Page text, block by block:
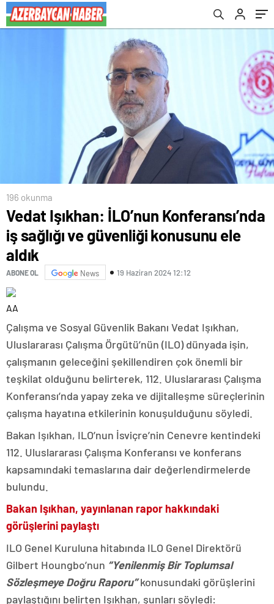
196 okunma
Vedat Işıkhan: İLO’nun Konferansı’nda
iş sağlığı ve güvenliği konusunu ele
aldık
ABONE OL News 19 Haziran 2024 12:12
AA
Çalışma ve Sosyal Güvenlik Bakanı Vedat Işıkhan,
Uluslararası Çalışma Örgütü’nün (ILO) dünyada işin,
çalışmanın geleceğini şekillendiren çok önemli bir
teşkilat olduğunu belirterek, 112. Uluslararası Çalışma
Konferansı’nda yapay zeka ve dijitalleşme süreçlerinin
çalışma hayatına etkilerinin konuşulduğunu söyledi.
Bakan Işıkhan, ILO’nun İsviçre’nin Cenevre kentindeki
112. Uluslararası Çalışma Konferansı ve konferans
kapsamındaki temaslarına dair değerlendirmelerde
bulundu.
Bakan Işıkhan, yayınlanan rapor hakkındaki
görüşlerini paylaştı
ILO Genel Kuruluna hitabında ILO Genel Direktörü
Gilbert Houngbo’nun “Yenilenmiş Bir Toplumsal
Sözleşmeye Doğru Raporu”konusundaki görüşlerini
paylaştığını belirten Işıkhan, şunları söyledi: